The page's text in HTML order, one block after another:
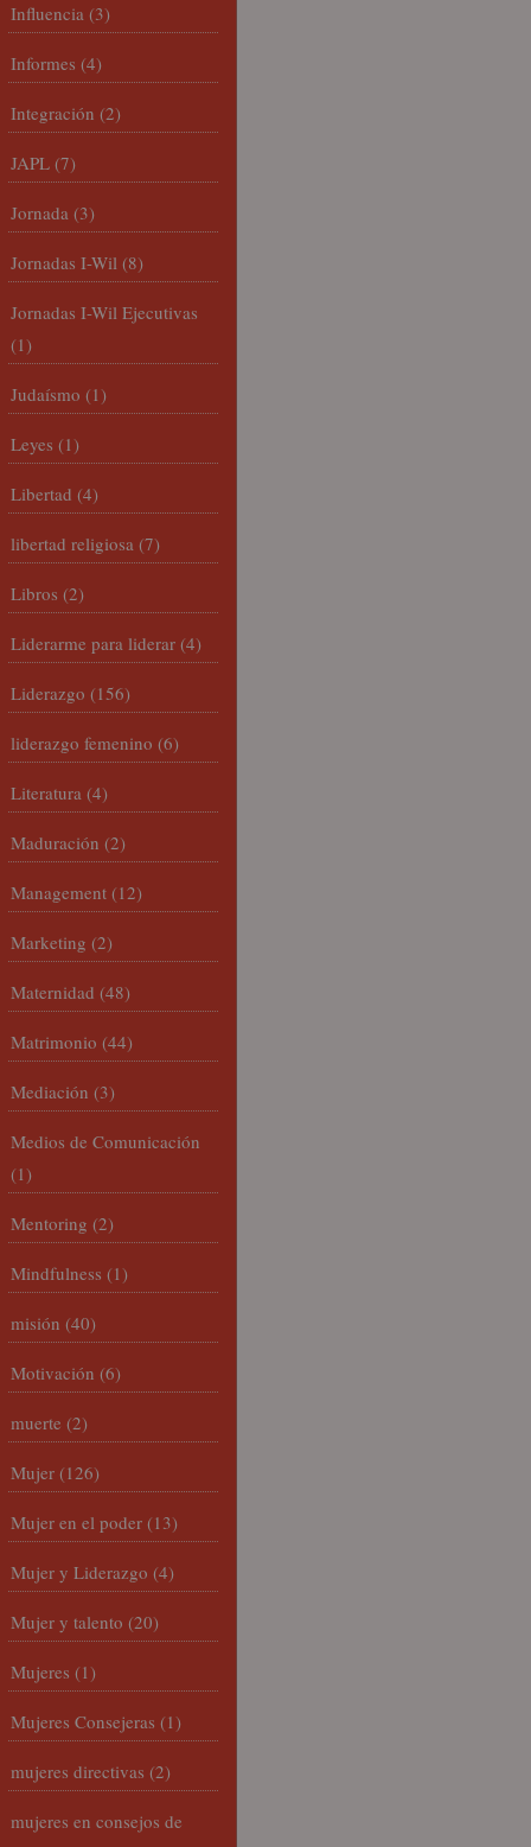
Influencia (3)
Informes (4)
Integración (2)
JAPL (7)
Jornada (3)
Jornadas I-Wil (8)
Jornadas I-Wil Ejecutivas
(1)
Judaísmo (1)
Leyes (1)
Libertad (4)
libertad religiosa (7)
Libros (2)
Liderarme para liderar (4)
Liderazgo (156)
liderazgo femenino (6)
Literatura (4)
Maduración (2)
Management (12)
Marketing (2)
Maternidad (48)
Matrimonio (44)
Mediación (3)
Medios de Comunicación
(1)
Mentoring (2)
Mindfulness (1)
misión (40)
Motivación (6)
muerte (2)
Mujer (126)
Mujer en el poder (13)
Mujer y Liderazgo (4)
Mujer y talento (20)
Mujeres (1)
Mujeres Consejeras (1)
mujeres directivas (2)
mujeres en consejos de